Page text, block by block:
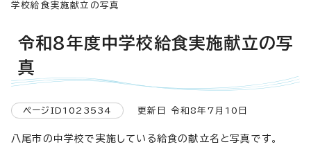
学校給食実施献立の写真
令和8年度中学校給食実施献立の写
真
ページID1023534 更新日 令和8年7月10日
八尾市の中学校で実施している給食の献立名と写真です。